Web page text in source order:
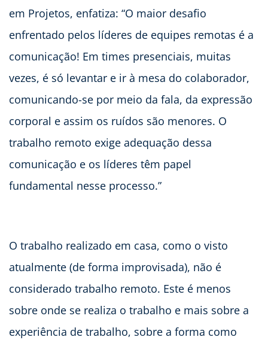
em Projetos, enfatiza: “O maior desafio
enfrentado pelos líderes de equipes remotas é a
comunicação! Em times presenciais, muitas
vezes, é só levantar e ir à mesa do colaborador,
comunicando-se por meio da fala, da expressão
corporal e assim os ruídos são menores. O
trabalho remoto exige adequação dessa
comunicação e os líderes têm papel
fundamental nesse processo.”
O trabalho realizado em casa, como o visto
atualmente (de forma improvisada), não é
considerado trabalho remoto. Este é menos
sobre onde se realiza o trabalho e mais sobre a
experiência de trabalho, sobre a forma como